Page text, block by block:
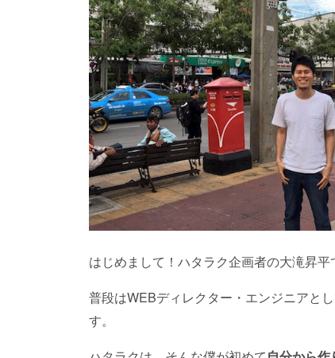
はじめまして！ハタラク企画者の大滝昇平
普段はWEBディレクター・エンジニアと
す。